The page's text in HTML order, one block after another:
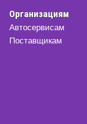
Организациям
Автосервисам
Поставщикам